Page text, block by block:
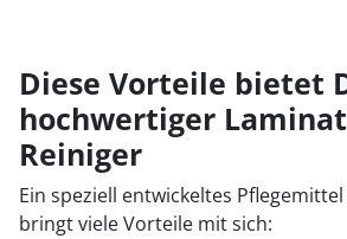
Diese Vorteile bietet
hochwertiger
Reiniger
Ein speziell entwickeltes
bringt viele Vorteile mit sich: